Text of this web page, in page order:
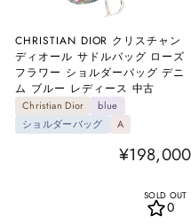
CHRISTIAN DIOR クリスチャン
ディオール サドルバッグ ローズ
フラワー ショルダーバッグ デニ
ム ブルー レディース 中古
Christian Dior
blue
ショルダーバッグ
A
¥198,000
SOLD OUT
0